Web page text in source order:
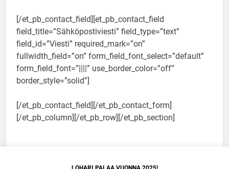
[/et_pb_contact_field][et_pb_contact_field
field_title=”Sähköpostiviesti” field_type=”text”
field_id=”Viesti” required_mark=”on”
fullwidth_field=”on” form_field_font_select=”default”
form_field_font=”||||” use_border_color=”off”
border_style=”solid”]
[/et_pb_contact_field][/et_pb_contact_form]
[/et_pb_column][/et_pb_row][/et_pb_section]